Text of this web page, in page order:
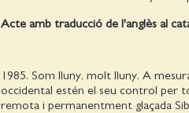
Acte amb traducció de l'anglès al
1985. Som lluny, molt lluny. A
occidental estén el seu control per
remota i permanentment glaçada